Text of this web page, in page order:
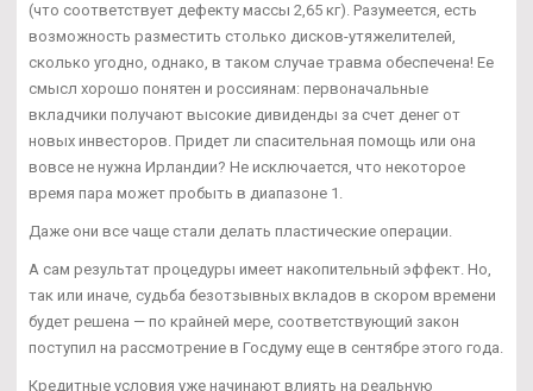
(что соответствует дефекту массы 2,65 кг). Разумеется, есть
возможность разместить столько дисков-утяжелителей,
сколько угодно, однако, в таком случае травма обеспечена! Ее
смысл хорошо понятен и россиянам: первоначальные
вкладчики получают высокие дивиденды за счет денег от
новых инвесторов. Придет ли спасительная помощь или она
вовсе не нужна Ирландии? Не исключается, что некоторое
время пара может пробыть в диапазоне 1.
Даже они все чаще стали делать пластические операции.
А сам результат процедуры имеет накопительный эффект. Но,
так или иначе, судьба безотзывных вкладов в скором времени
будет решена — по крайней мере, соответствующий закон
поступил на рассмотрение в Госдуму еще в сентябре этого года.
Кредитные условия уже начинают влиять на реальную